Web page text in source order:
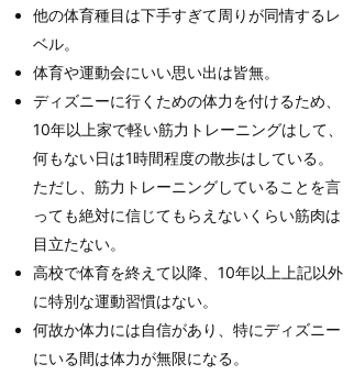
他の体育種目は下手すぎて周りが同情するレ
ベル。
体育や運動会にいい思い出は皆無。
ディズニーに行くための体力を付けるため、
10年以上家で軽い筋力トレーニングはして、
何もない日は1時間程度の散歩はしている。
ただし、筋力トレーニングしていることを言
っても絶対に信じてもらえないくらい筋肉は
目立たない。
高校で体育を終えて以降、10年以上上記以外
に特別な運動習慣はない。
何故か体力には自信があり、特にディズニー
にいる間は体力が無限になる。